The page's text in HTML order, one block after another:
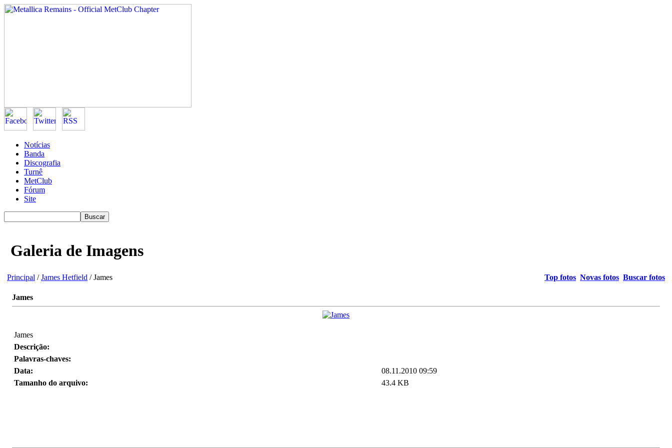
Notícias
Banda
Discografia
Turnê
MetClub
Fórum
Site
Galeria de Imagens
Principal /James Hetfield / James Top fotos Novas fotos Buscar fotos
James
James
Descrição:
Palavras-chaves:
Data:
08.11.2010 09:59
Tamanho do arquivo:
43.4 KB